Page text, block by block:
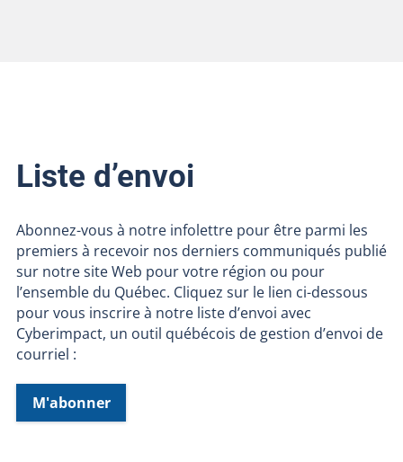
Liste d’envoi
Abonnez-vous à notre infolettre pour être parmi les
premiers à recevoir nos derniers communiqués publié
sur notre site Web pour votre région ou pour
l’ensemble du Québec. Cliquez sur le lien ci-dessous
pour vous inscrire à notre liste d’envoi avec
Cyberimpact, un outil québécois de gestion d’envoi de
courriel :
M'abonner